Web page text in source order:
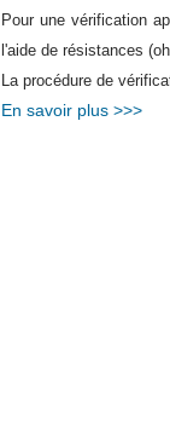
Pour une vérification
l'aide de résistances
La procédure de
En savoir plus >>>